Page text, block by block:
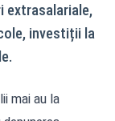
extrasalariale,
investiții la
mai au la